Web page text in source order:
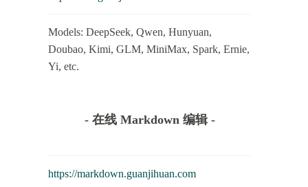
Models: DeepSeek, Qwen, Hunyuan,
Doubao, Kimi, GLM, MiniMax, Spark, Ernie,
Yi, etc.
- 在线 Markdown 编辑 -
https://markdown.guanjihuan.com